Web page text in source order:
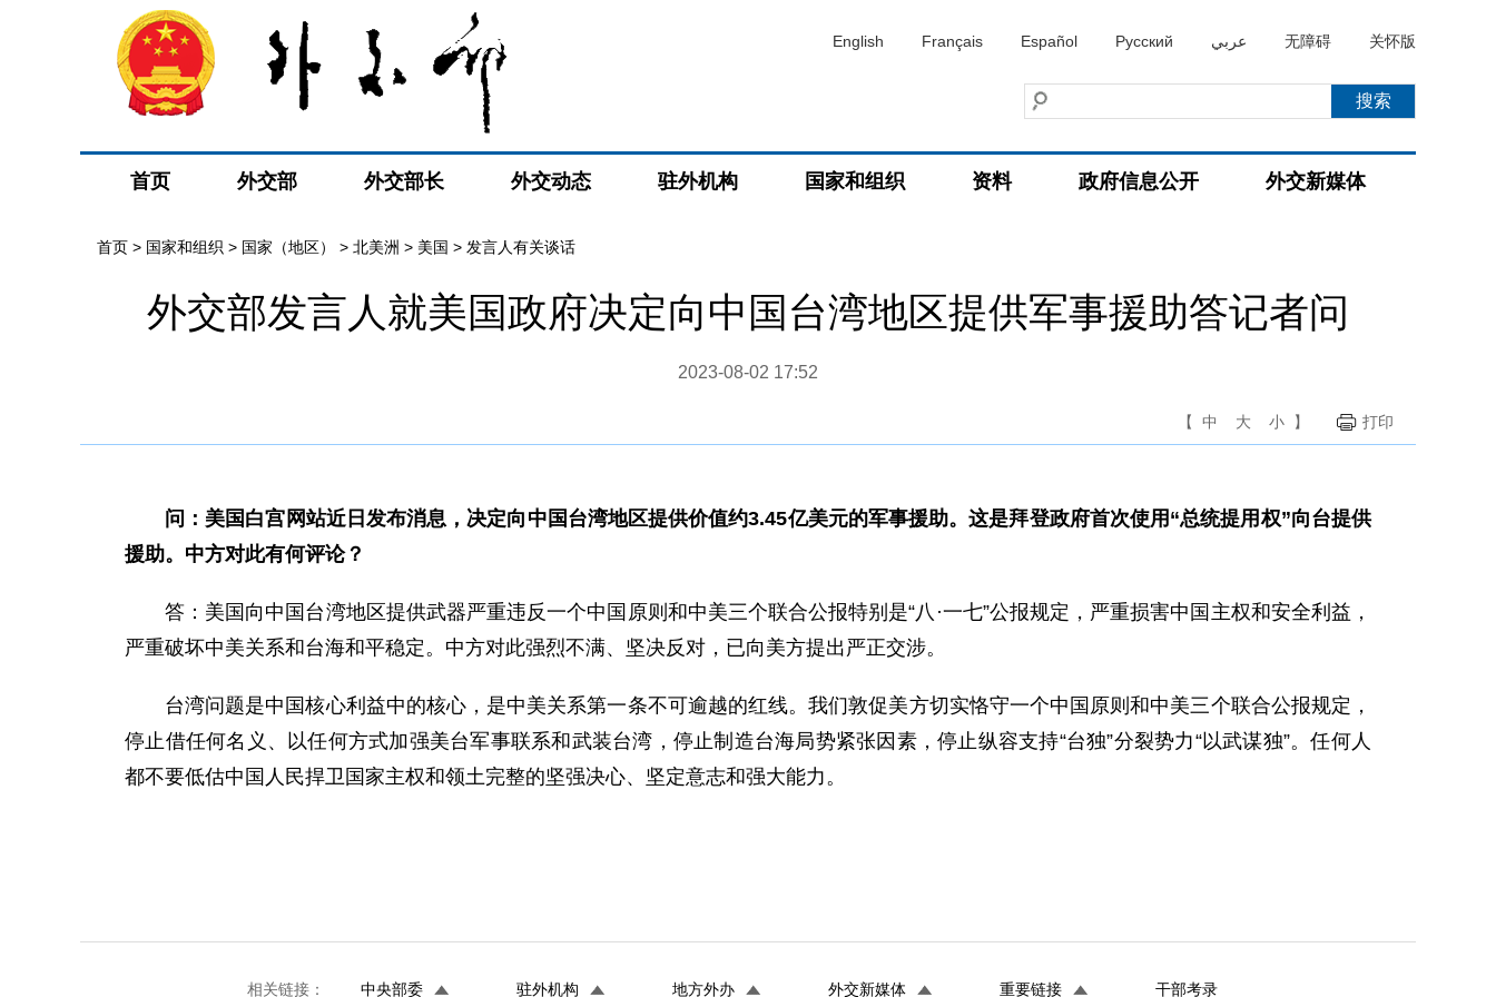
English Français Español Русский عربي 无障碍 关怀版
首页 外交部 外交部长 外交动态 驻外机构 国家和组织 资料 政府信息公开 外交新媒体
首页 > 国家和组织 > 国家（地区） > 北美洲 > 美国 > 发言人有关谈话
外交部发言人就美国政府决定向中国台湾地区提供军事援助答记者问
2023-08-02 17:52
【 中 大 小 】 打印
问：美国白宫网站近日发布消息，决定向中国台湾地区提供价值约3.45亿美元的军事援助。这是拜登政府首次使用“总统提用权”向台提供
援助。中方对此有何评论？
答：美国向中国台湾地区提供武器严重违反一个中国原则和中美三个联合公报特别是“八·一七”公报规定，严重损害中国主权和安全利益，
严重破坏中美关系和台海和平稳定。中方对此强烈不满、坚决反对，已向美方提出严正交涉。
台湾问题是中国核心利益中的核心，是中美关系第一条不可逾越的红线。我们敦促美方切实恪守一个中国原则和中美三个联合公报规定，
停止借任何名义、以任何方式加强美台军事联系和武装台湾，停止制造台海局势紧张因素，停止纵容支持“台独”分裂势力“以武谋独”。任何人
都不要低估中国人民捍卫国家主权和领土完整的坚强决心、坚定意志和强大能力。
相关链接： 中央部委 驻外机构 地方外办 外交新媒体 重要链接 干部考录